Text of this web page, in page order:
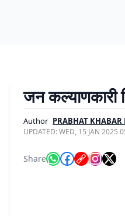
जन कल्याणकारी
Author PRABHAT KHABAR
UPDATED:WED, 15 JAN 2025
Share